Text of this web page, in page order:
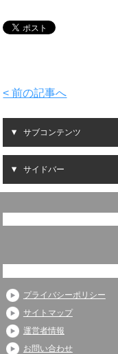
< 前の記事へ
サブコンテンツ
サイドバー
プライバシーポリシー
サイトマップ
運営者情報
お問い合わせ